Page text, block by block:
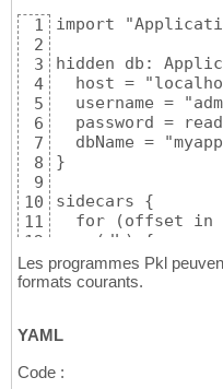
1
2
3
4
5
6
7
8
9
10
11
12
13
14
import
hidden db:
host =
username =
password =
dbName =
}
sidecars {
for (offset in
    (db) {
port =
    }
Les programmes Pkl
formats courants.
YAML
Code :